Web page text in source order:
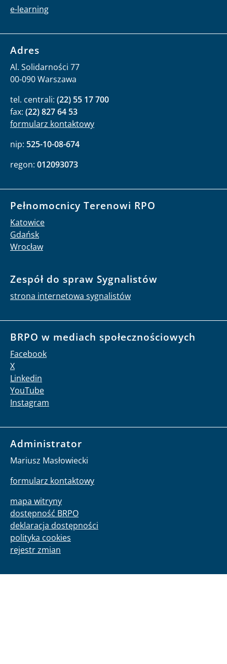
e-learning
Adres
Al. Solidarności 77
00-090 Warszawa
tel. centrali: (22) 55 17 700
fax: (22) 827 64 53
formularz kontaktowy
nip: 525-10-08-674
regon: 012093073
Pełnomocnicy Terenowi RPO
Katowice
Gdańsk
Wrocław
Zespół do spraw Sygnalistów
strona internetowa sygnalistów
BRPO w mediach społecznościowych
Facebook
X
Linkedin
YouTube
Instagram
Administrator
Mariusz Masłowiecki
formularz kontaktowy
mapa witryny
dostępność BRPO
deklaracja dostępności
polityka cookies
rejestr zmian